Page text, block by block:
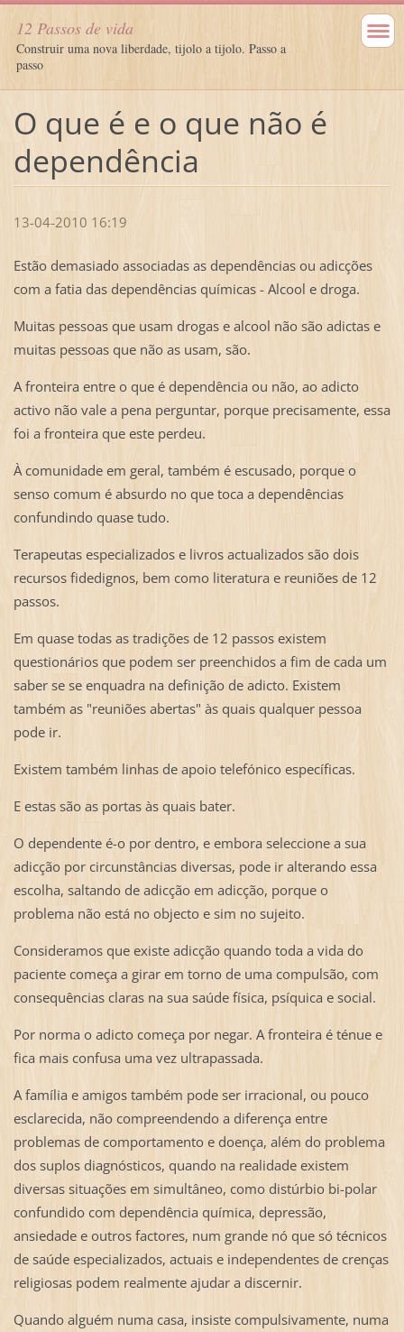
12 Passos de vida
Construir uma nova liberdade, tijolo a tijolo. Passo a
passo
O que é e o que não é
dependência
13-04-2010 16:19
Estão demasiado associadas as dependências ou adicções
com a fatia das dependências químicas - Alcool e droga.
Muitas pessoas que usam drogas e alcool não são adictas e
muitas pessoas que não as usam, são.
A fronteira entre o que é dependência ou não, ao adicto
activo não vale a pena perguntar, porque precisamente, essa
foi a fronteira que este perdeu.
À comunidade em geral, também é escusado, porque o
senso comum é absurdo no que toca a dependências
confundindo quase tudo.
Terapeutas especializados e livros actualizados são dois
recursos fidedignos, bem como literatura e reuniões de 12
passos.
Em quase todas as tradições de 12 passos existem
questionários que podem ser preenchidos a fim de cada um
saber se se enquadra na definição de adicto. Existem
também as "reuniões abertas" às quais qualquer pessoa
pode ir.
Existem também linhas de apoio telefónico específicas.
E estas são as portas às quais bater.
O dependente é-o por dentro, e embora seleccione a sua
adicção por circunstâncias diversas, pode ir alterando essa
escolha, saltando de adicção em adicção, porque o
problema não está no objecto e sim no sujeito.
Consideramos que existe adicção quando toda a vida do
paciente começa a girar em torno de uma compulsão, com
consequências claras na sua saúde física, psíquica e social.
Por norma o adicto começa por negar. A fronteira é ténue e
fica mais confusa uma vez ultrapassada.
A família e amigos também pode ser irracional, ou pouco
esclarecida, não compreendendo a diferença entre
problemas de comportamento e doença, além do problema
dos suplos diagnósticos, quando na realidade existem
diversas situações em simultâneo, como distúrbio bi-polar
confundido com dependência química, depressão,
ansiedade e outros factores, num grande nó que só técnicos
de saúde especializados, actuais e independentes de crenças
religiosas podem realmente ajudar a discernir.
Quando alguém numa casa, insiste compulsivamente, numa